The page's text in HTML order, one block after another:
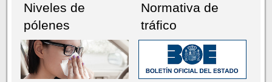
Niveles de
pólenes
Normativa de
tráfico